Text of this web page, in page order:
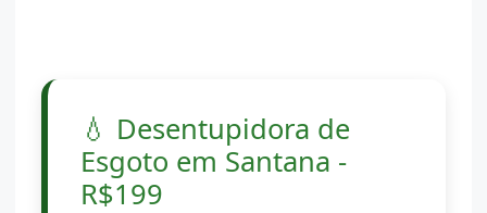
💧 Desentupidora de
Esgoto em Santana -
R$199